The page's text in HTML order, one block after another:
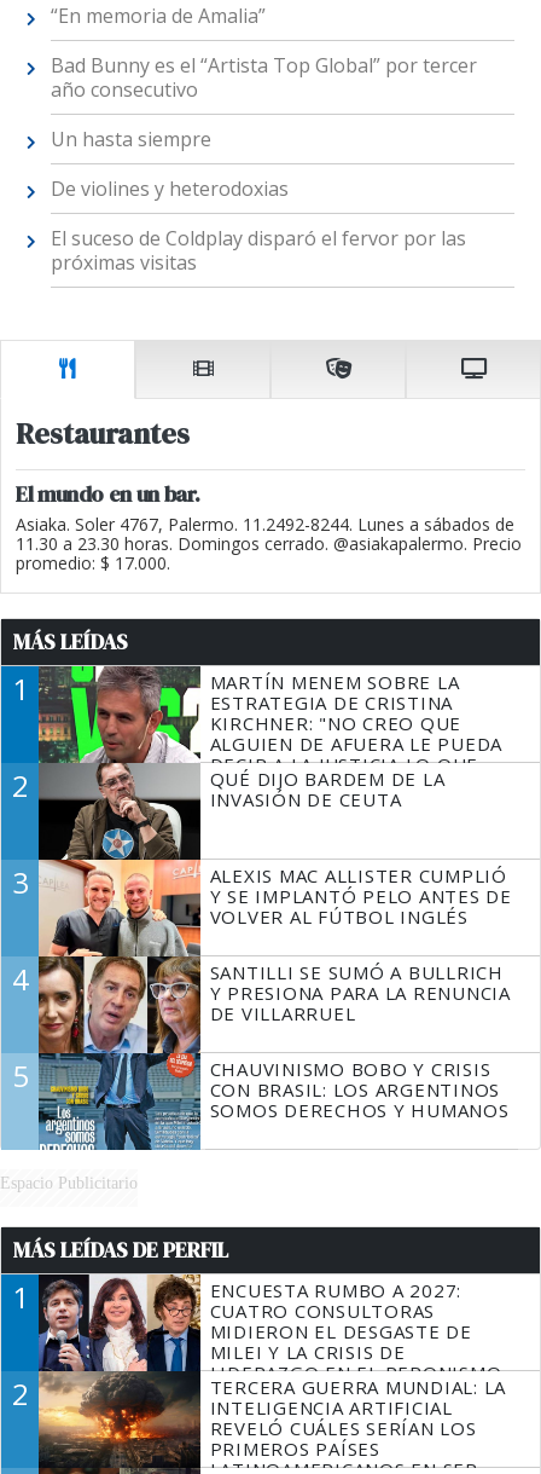
“En memoria de Amalia”
Bad Bunny es el “Artista Top Global” por tercer
año consecutivo
Un hasta siempre
De violines y heterodoxias
El suceso de Coldplay disparó el fervor por las
próximas visitas
Restaurantes
El mundo en un bar.
Asiaka. Soler 4767, Palermo. 11.2492-8244. Lunes a sábados de
11.30 a 23.30 horas. Domingos cerrado. @asiakapalermo. Precio
promedio: $ 17.000.
MÁS LEÍDAS
1
MARTÍN MENEM SOBRE LA
ESTRATEGIA DE CRISTINA
KIRCHNER: "NO CREO QUE
ALGUIEN DE AFUERA LE PUEDA
DECIR A LA JUSTICIA LO QUE
TIENE QUE HACER"
2
QUÉ DIJO BARDEM DE LA
INVASIÓN DE CEUTA
3
ALEXIS MAC ALLISTER CUMPLIÓ
Y SE IMPLANTÓ PELO ANTES DE
VOLVER AL FÚTBOL INGLÉS
4
SANTILLI SE SUMÓ A BULLRICH
Y PRESIONA PARA LA RENUNCIA
DE VILLARRUEL
5
CHAUVINISMO BOBO Y CRISIS
CON BRASIL: LOS ARGENTINOS
SOMOS DERECHOS Y HUMANOS
Espacio Publicitario
MÁS LEÍDAS DE PERFIL
1
ENCUESTA RUMBO A 2027:
CUATRO CONSULTORAS
MIDIERON EL DESGASTE DE
MILEI Y LA CRISIS DE
LIDERAZGO EN EL PERONISMO
2
TERCERA GUERRA MUNDIAL: LA
INTELIGENCIA ARTIFICIAL
REVELÓ CUÁLES SERÍAN LOS
PRIMEROS PAÍSES
LATINOAMERICANOS EN SER